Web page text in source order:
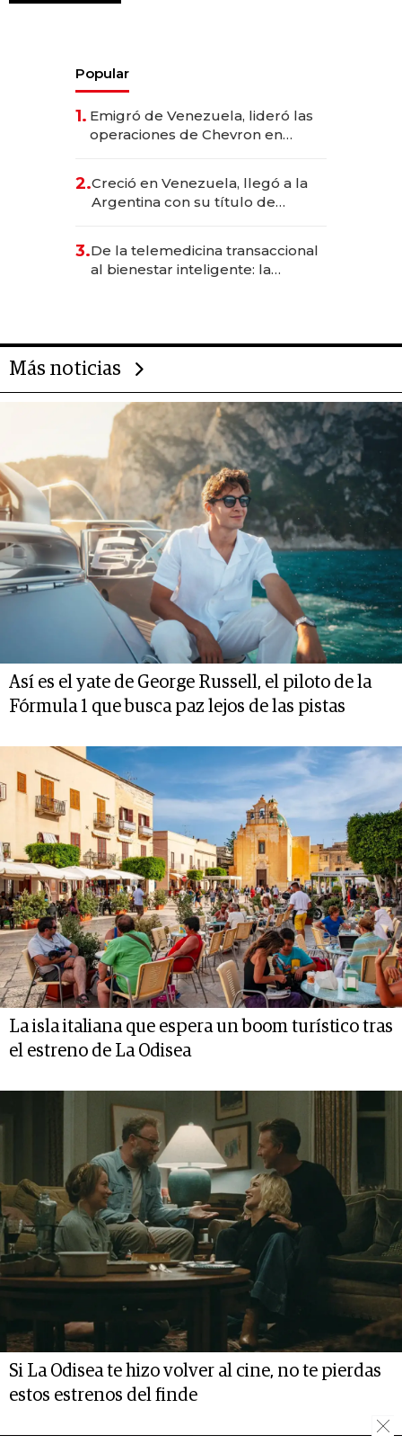
Popular
1. Emigró de Venezuela, lideró las
operaciones de Chevron en
2.Creció en Venezuela, llegó a la
Argentina con su título de
las marcas "fast premium"
3.De la telemedicina transaccional
al bienestar inteligente: la
Más noticias
Así es el yate de George Russell, el piloto de la
Fórmula 1 que busca paz lejos de las pistas
La isla italiana que espera un boom turístico tras
el estreno de La Odisea
Si La Odisea te hizo volver al cine, no te pierdas
estos estrenos del finde